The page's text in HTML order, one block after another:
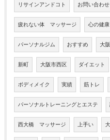
リサインアンドコト お問い合わせ
疲れない体 マッサージ 心の健
パーソナルジム おすすめ 大阪
新町 大阪市西区 ダイエット
ボディメイク 実績 筋トレ
パーソナルトレーニングとエステ
西大橋 マッサージ 上手い